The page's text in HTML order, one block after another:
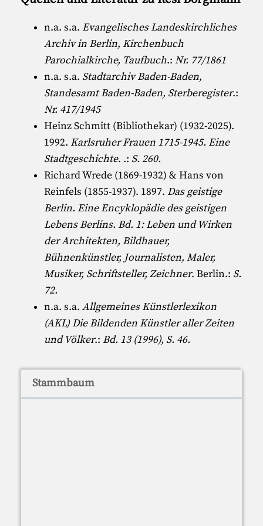
n.a. s.a. Evangelisches Landeskirchliches
Archiv in Berlin, Kirchenbuch
Parochialkirche, Taufbuch.:Nr. 77/1861
n.a. s.a. Stadtarchiv Baden-Baden,
Standesamt Baden-Baden, Sterberegister.:
Nr. 417/1945
Heinz Schmitt (Bibliothekar) (1932-2025).
1992. Karlsruher Frauen 1715-1945. Eine
Stadtgeschichte. .: S. 260.
Richard Wrede (1869-1932) &Hans von
Reinfels (1855-1937). 1897. Das geistige
Berlin. Eine Encyklopädie des geistigen
Lebens Berlins. Bd. 1: Leben und Wirken
der Architekten, Bildhauer,
Bühnenkünstler, Journalisten, Maler,
Musiker, Schriftsteller, Zeichner. Berlin.: S.
72.
n.a. s.a.Allgemeines Künstlerlexikon
(AKL) Die Bildenden Künstler aller Zeiten
und Völker.: Bd. 13 (1996), S. 46.
Stammbaum